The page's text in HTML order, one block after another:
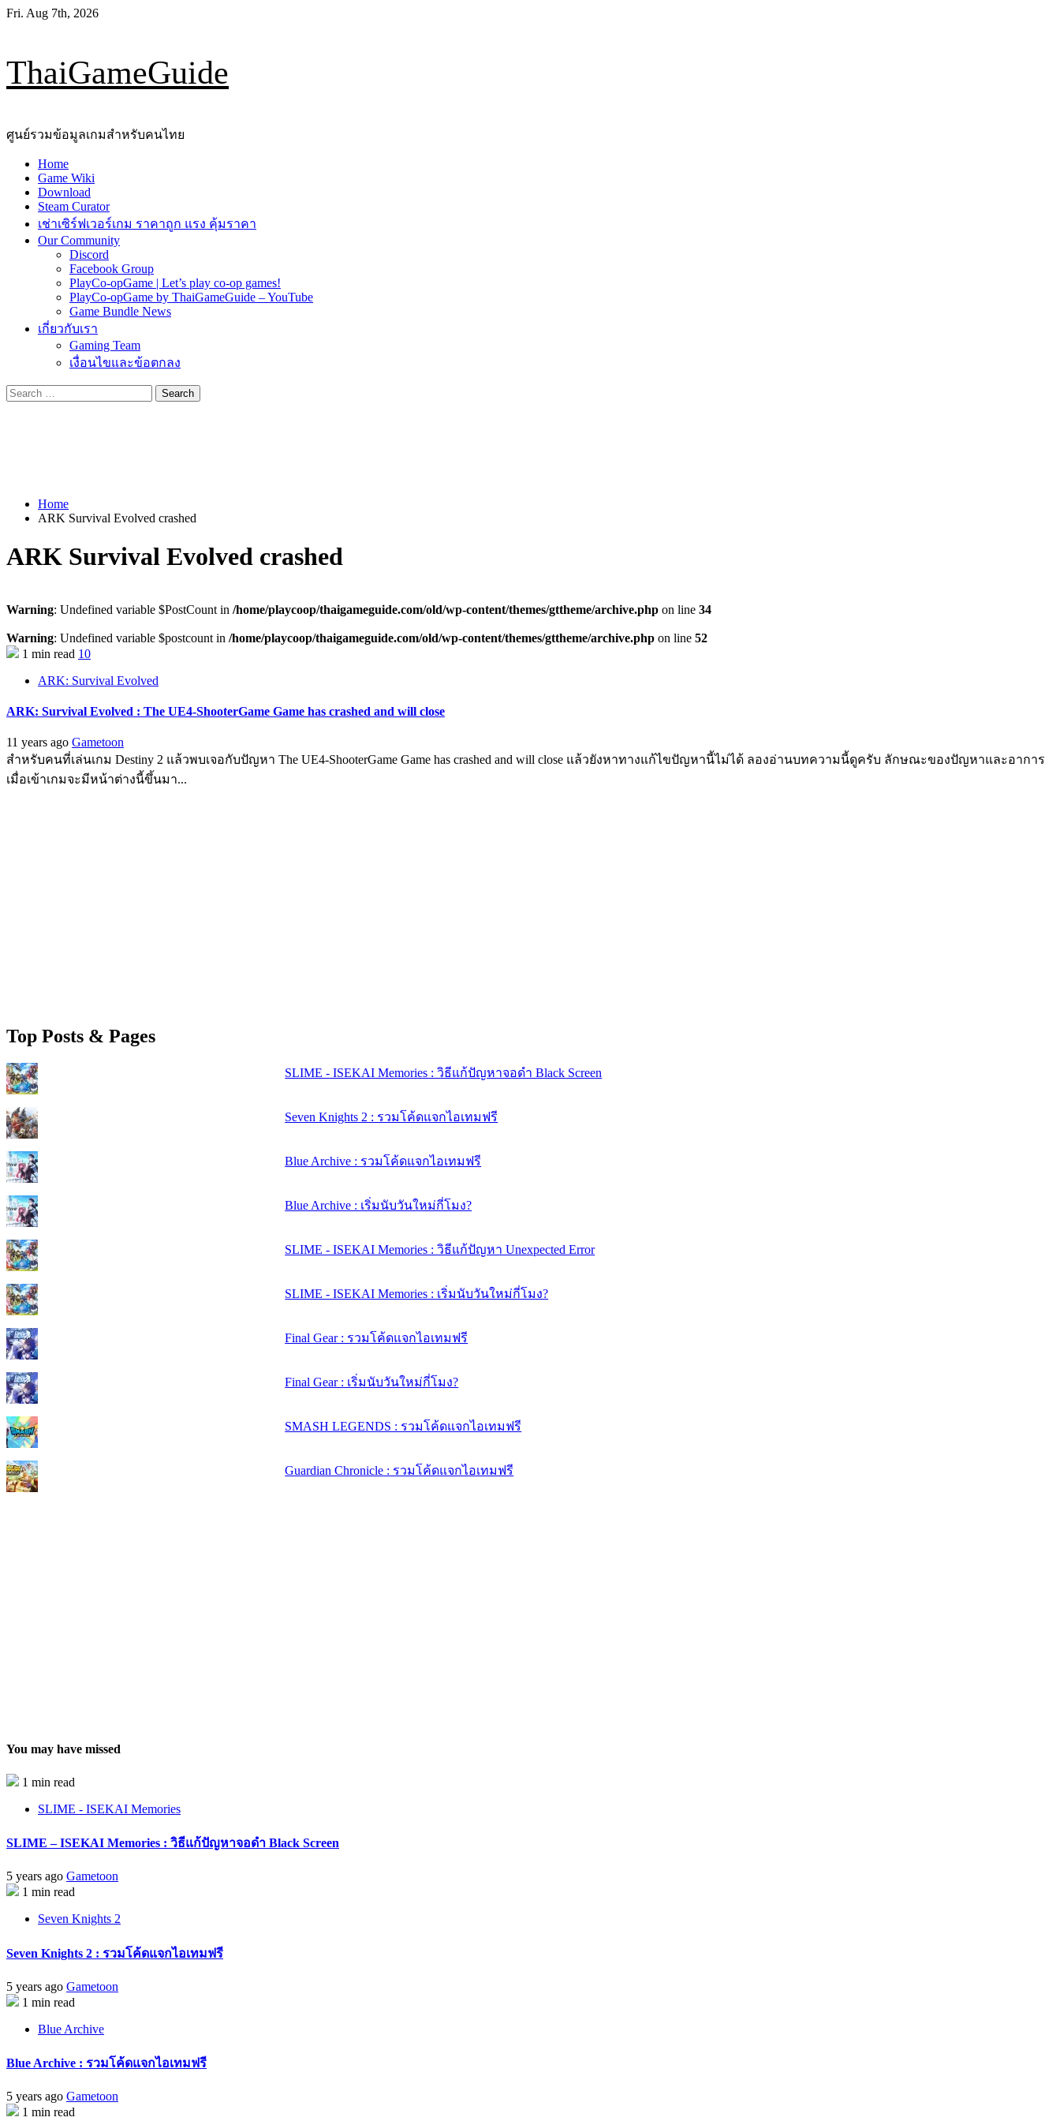
Skip
Fri. Aug 7th, 2026
ThaiGameGuide
ศูนย์รวมข้อมูลเกมสำหรับคนไทย
Primary
Menu
Home
Game Wiki
Download
Steam Curator
เช่าเซิร์ฟเวอร์เกม ราคาถูก แรง คุ้มราคา
Our Community
Discord
Facebook Group
PlayCo-opGame | Let’s play co-op games!
PlayCo-opGame by ThaiGameGuide – YouTube
Game Bundle News
เกี่ยวกับเรา
Gaming Team
เงื่อนไขและข้อตกลง
Search
for:
Home
ARK Survival Evolved crashed
ARK Survival Evolved crashed
Warning: Undefined variable $PostCount in /home/playcoop/thaigameguide.com/old/wp-content/themes/gttheme/archive.php on line 34
Warning: Undefined variable $postcount in /home/playcoop/thaigameguide.com/old/wp-content/themes/gttheme/archive.php on line 52
1 min read 10
ARK: Survival Evolved
ARK: Survival Evolved : The UE4-ShooterGame Game has crashed and will close
11 years ago Gametoon
สำหรับคนที่เล่นเกม Destiny 2 แล้วพบเจอกับปัญหา The UE4-ShooterGame Game has crashed and will close แล้วยังหาทางแก้ไขปัญหานี้ไม่ได้ ลองอ่านบทความนี้ดูครับ ลักษณะของปัญหาและอาการ
เมื่อเข้าเกมจะมีหน้าต่างนี้ขึ้นมา...
Top Posts & Pages
SLIME - ISEKAI Memories : วิธีแก้ปัญหาจอดำ Black Screen
Seven Knights 2 : รวมโค้ดแจกไอเทมฟรี
Blue Archive : รวมโค้ดแจกไอเทมฟรี
Blue Archive : เริ่มนับวันใหม่กี่โมง?
SLIME - ISEKAI Memories : วิธีแก้ปัญหา Unexpected Error
SLIME - ISEKAI Memories : เริ่มนับวันใหม่กี่โมง?
Final Gear : รวมโค้ดแจกไอเทมฟรี
Final Gear : เริ่มนับวันใหม่กี่โมง?
SMASH LEGENDS : รวมโค้ดแจกไอเทมฟรี
Guardian Chronicle : รวมโค้ดแจกไอเทมฟรี
You may have missed
1 min read
SLIME - ISEKAI Memories
SLIME – ISEKAI Memories : วิธีแก้ปัญหาจอดำ Black Screen
5 years ago Gametoon
1 min read
Seven Knights 2
Seven Knights 2 : รวมโค้ดแจกไอเทมฟรี
5 years ago Gametoon
1 min read
Blue Archive
Blue Archive : รวมโค้ดแจกไอเทมฟรี
5 years ago Gametoon
1 min read